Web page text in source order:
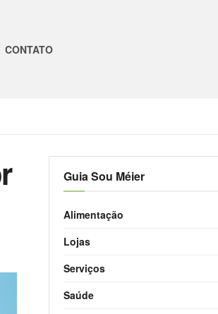
CONTATO
Guia Sou Méier
Alimentação
Lojas
Serviços
Saúde